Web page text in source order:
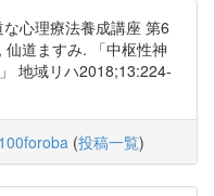
心理療法養成講座 第6
仙道ますみ. 「中枢性神
地域リハ2018;13:224-
(投稿一覧)